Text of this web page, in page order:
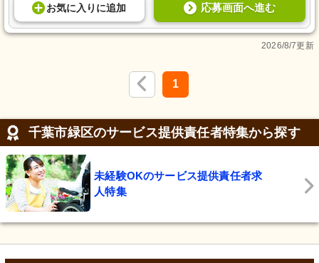
お気に入り に追加 応募画面へ進む
2026/8/7更新
1
千葉市緑区のサービス提供責任者特集から探す
未経験OKのサービス提供責任者求
人特集